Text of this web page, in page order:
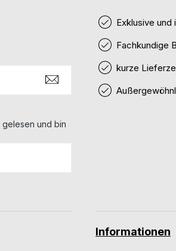
gelesen und bin
Exklusive und
Fachkundige
kurze
Informationen